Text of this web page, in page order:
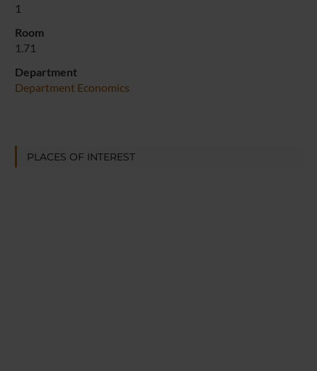
1
Room
1.71
Department
Department Economics
PLACES OF INTEREST